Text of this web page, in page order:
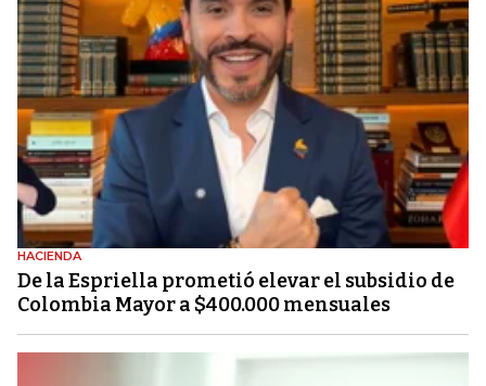
HACIENDA
De la Espriella prometió elevar el subsidio de
Colombia Mayor a $400.000 mensuales